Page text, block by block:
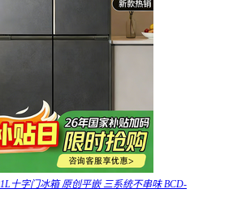
十字门冰箱 原创平嵌 三系统不串味 BCD-